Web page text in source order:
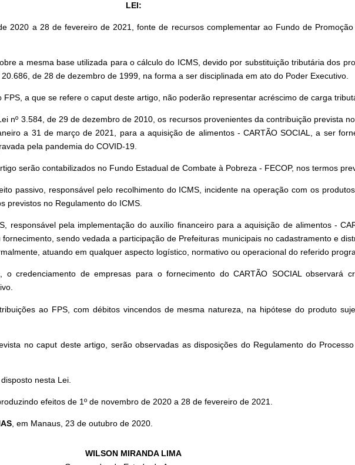
LEI:
2020 a 28 de fevereiro de 2021, fonte de recursos complementar ao Fundo de
a mesma base utilizada para o cálculo do ICMS, devido por substituição tributária dos
de 28 de dezembro de 1999, na forma a ser disciplinada em ato do Poder Executivo.
a que se refere o caput deste artigo, não poderão representar acréscimo de carga
nº 3.584, de 29 de dezembro de 2010, os recursos provenientes da contribuição prevista
a 31 de março de 2021, para a aquisição de alimentos - CARTÃO SOCIAL, a ser
pela pandemia do COVID-19.
serão contabilizados no Fundo Estadual de Combate à Pobreza - FECOP, nos termos
passivo, responsável pelo recolhimento do ICMS, incidente na operação com os
previstos no Regulamento do ICMS.
responsável pela implementação do auxílio financeiro para a aquisição de alimentos -
sendo vedada a participação de Prefeituras municipais no cadastramento e
atuando em qualquer aspecto logístico, normativo ou operacional do referido
o credenciamento de empresas para o fornecimento do CARTÃO SOCIAL observará
ao FPS, com débitos vincendos de mesma natureza, na hipótese do produto
no caput deste artigo, serão observadas as disposições do Regulamento do
nesta Lei.
efeitos de 1º de novembro de 2020 a 28 de fevereiro de 2021.
, em Manaus, 23 de outubro de 2020.
WILSON MIRANDA LIMA